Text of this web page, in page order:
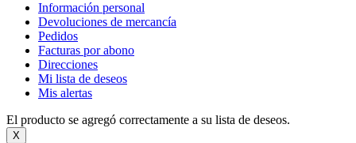
Información personal
Devoluciones de mercancía
Pedidos
Facturas por abono
Direcciones
Mi lista de deseos
Mis alertas
El producto se agregó correctamente a su lista de deseos.
X